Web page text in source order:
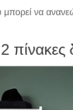
να
πίνακες